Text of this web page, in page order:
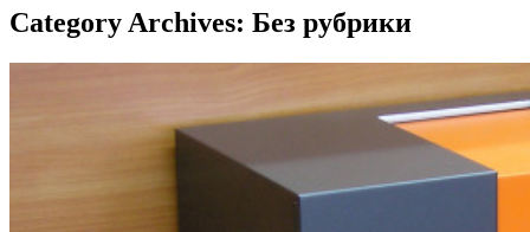
Category Archives: Без рубрики